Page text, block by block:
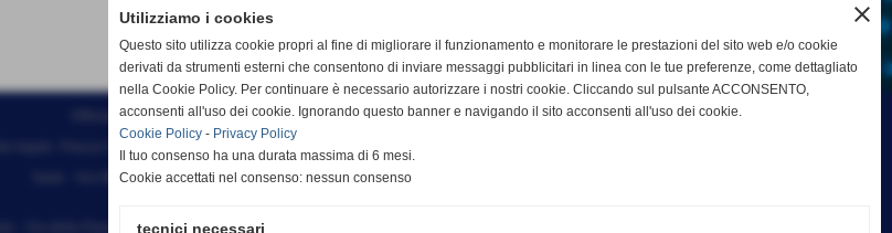
Effesystem di Fabio Favati
legale -Piazza Carducci 18 55045 Pietrasanta (LU)
Sede - Via Ottorino Ciabattini Viareggio
- Via della Piazza Bianca 15 56025 Pontedera (PI)
close
Utilizziamo i cookies
Questo sito utilizza cookie propri al fine di migliorare il funzionamento e monitorare le prestazioni del sito web e/o cookie
derivati da strumenti esterni che consentono di inviare messaggi pubblicitari in linea con le tue preferenze, come dettagliato
nella Cookie Policy. Per continuare è necessario autorizzare i nostri cookie. Cliccando sul pulsante ACCONSENTO,
acconsenti all'uso dei cookie. Ignorando questo banner e navigando il sito acconsenti all'uso dei cookie.
Cookie Policy - Privacy Policy
Il tuo consenso ha una durata massima di 6 mesi.
Cookie accettati nel consenso: nessun consenso
tecnici necessari